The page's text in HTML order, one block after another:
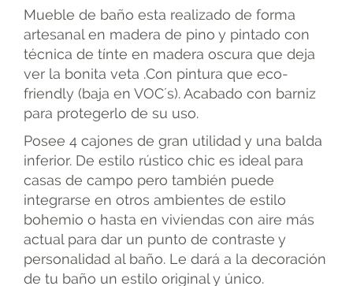
Mueble de baño esta realizado de forma
artesanal en madera de pino y pintado con
técnica de tínte en madera oscura que deja
ver la bonita veta .Con pintura que eco-
friendly (baja en VOC´s). Acabado con barniz
para protegerlo de su uso.
Posee 4 cajones de gran utilidad y una balda
inferior. De estilo rústico chic es ideal para
casas de campo pero también puede
integrarse en otros ambientes de estilo
bohemio o hasta en viviendas con aire más
actual para dar un punto de contraste y
personalidad al baño. Le dará a la decoración
de tu baño un estilo original y único.